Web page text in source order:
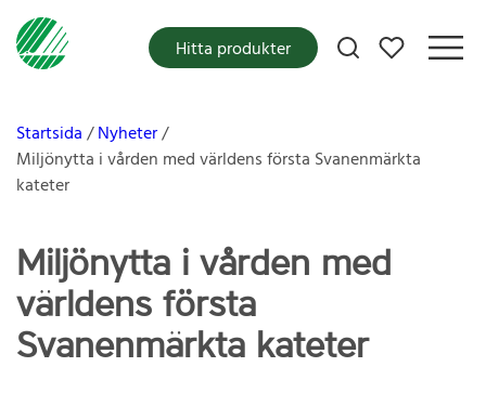
Mina favoriter
Hitta produkter
Startsida
Nyheter
Miljönytta i vården med världens första Svanenmärkta
kateter
Miljönytta i vården med
världens första
Svanenmärkta kateter